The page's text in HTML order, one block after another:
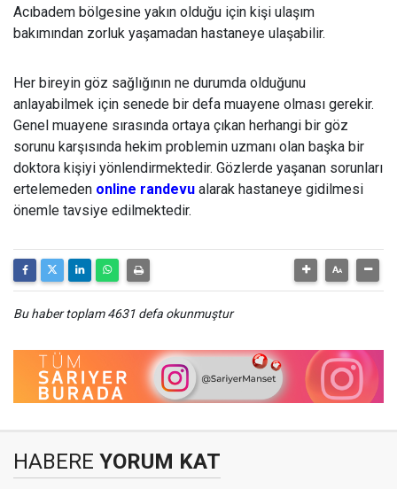
Acıbadem bölgesine yakın olduğu için kişi ulaşım
bakımından zorluk yaşamadan hastaneye ulaşabilir.
Her bireyin göz sağlığının ne durumda olduğunu
anlayabilmek için senede bir defa muayene olması gerekir.
Genel muayene sırasında ortaya çıkan herhangi bir göz
sorunu karşısında hekim problemin uzmanı olan başka bir
doktora kişiyi yönlendirmektedir. Gözlerde yaşanan sorunları
ertelemeden online randevu alarak hastaneye gidilmesi
önemle tavsiye edilmektedir.
Bu haber toplam 4631 defa okunmuştur
HABERE YORUM KAT